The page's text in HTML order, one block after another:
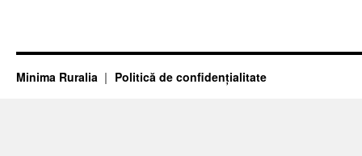
Minima Ruralia Politică de confidențialitate